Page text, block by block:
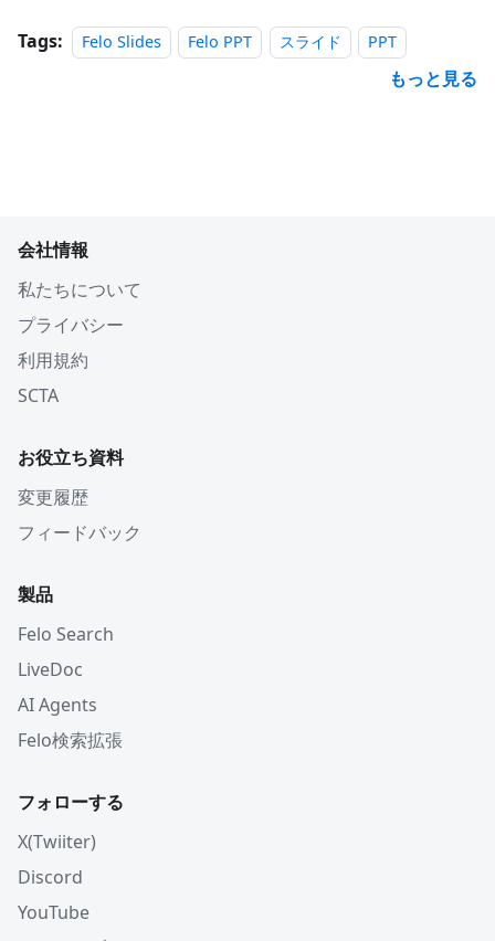
Tags: Felo Slides Felo PPT スライド PPT
もっと見る
会社情報
私たちについて
プライバシー
利用規約
SCTA
お役立ち資料
変更履歴
フィードバック
製品
Felo Search
LiveDoc
AI Agents
Felo検索拡張
フォローする
X(Twiiter)
Discord
YouTube